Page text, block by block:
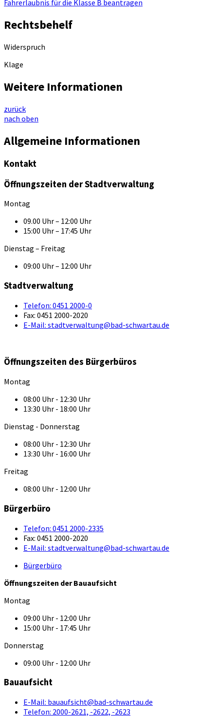
Fahrerlaubnis für die Klasse B beantragen
Rechtsbehelf
Widerspruch
Klage
Weitere Informationen
zurück
nach oben
Allgemeine Informationen
Kontakt
Öffnungszeiten der Stadtverwaltung
Montag
09.00 Uhr – 12:00 Uhr
15:00 Uhr – 17:45 Uhr
Dienstag – Freitag
09:00 Uhr – 12:00 Uhr
Stadtverwaltung
Telefon: 0451 2000-0
Fax: 0451 2000-2020
E-Mail: stadtverwaltung@bad-schwartau.de
Öffnungszeiten des Bürgerbüros
Montag
08:00 Uhr - 12:30 Uhr
13:30 Uhr - 18:00 Uhr
Dienstag - Donnerstag
08:00 Uhr - 12:30 Uhr
13:30 Uhr - 16:00 Uhr
Freitag
08:00 Uhr - 12:00 Uhr
Bürgerbüro
Telefon: 0451 2000-2335
Fax: 0451 2000-2020
E-Mail: stadtverwaltung@bad-schwartau.de
Bürgerbüro
Öffnungszeiten der Bauaufsicht
Montag
09:00 Uhr - 12:00 Uhr
15:00 Uhr - 17:45 Uhr
Donnerstag
09:00 Uhr - 12:00 Uhr
Bauaufsicht
E-Mail: bauaufsicht@bad-schwartau.de
Telefon: 2000-2621, -2622, -2623